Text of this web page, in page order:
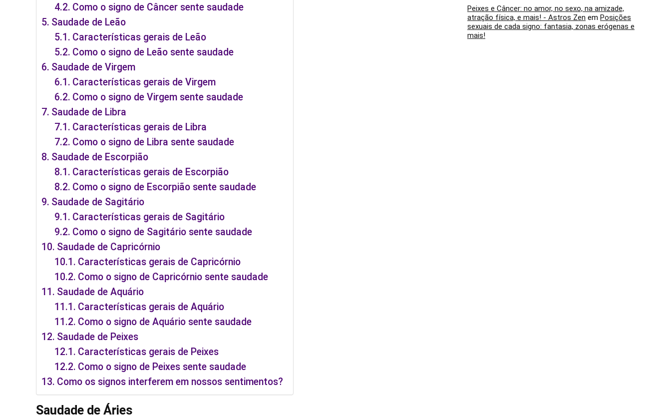
Como o signo de Câncer sente saudade
Saudade de Leão
Características gerais de Leão
Como o signo de Leão sente saudade
Saudade de Virgem
Características gerais de Virgem
Como o signo de Virgem sente saudade
Saudade de Libra
Características gerais de Libra
Como o signo de Libra sente saudade
Saudade de Escorpião
Características gerais de Escorpião
Como o signo de Escorpião sente saudade
Saudade de Sagitário
Características gerais de Sagitário
Como o signo de Sagitário sente saudade
Saudade de Capricórnio
Características gerais de Capricórnio
Como o signo de Capricórnio sente saudade
Saudade de Aquário
Características gerais de Aquário
Como o signo de Aquário sente saudade
Saudade de Peixes
Características gerais de Peixes
Como o signo de Peixes sente saudade
Como os signos interferem em nossos sentimentos?
Saudade de Áries
Peixes e Câncer: no amor, no sexo, na amizade,
atração física, e mais! - Astros Zen em Posições
sexuais de cada signo: fantasia, zonas erógenas e
mais!